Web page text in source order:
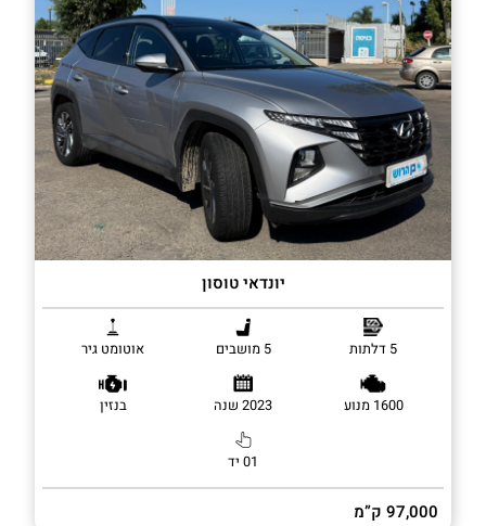
יונדאי טוסון
5 דלתות 5 מושבים אוטומט גיר
1600 מנוע 2023 שנה בנזין
01 יד
97,000 ק”מ